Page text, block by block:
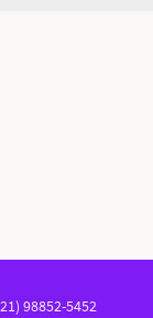
98852-5452